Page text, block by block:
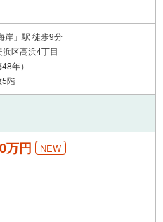
岸」駅 徒歩9分
区高浜4丁目
年）
5階
万円 NEW